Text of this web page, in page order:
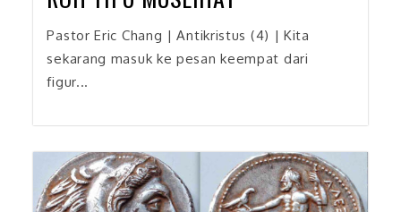
Pastor Eric Chang | Antikristus (4) | Kita
sekarang masuk ke pesan keempat dari
figur...